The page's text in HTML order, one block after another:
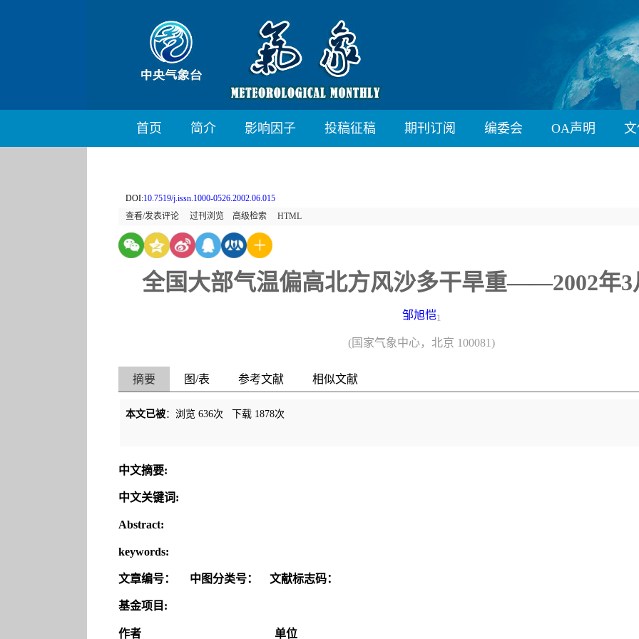
首页 简介 影响因子 投稿征稿 期刊订阅 编委会 OA声明
DOI:10.7519/j.issn.1000-0526.2002.06.015
查看/发表评论
过刊浏览 高级检索 HTML
全国大部气温偏高北方风沙多干旱重——2002
邹旭恺1
(国家气象中心，北京 100081)
摘要 图/表 参考文献 相似文献
本文已被：浏览 636次 下载 1878次
中文摘要:
中文关键词:
Abstract:
keywords:
文章编号： 中图分类号： 文献标志码：
基金项目:
作者 单位